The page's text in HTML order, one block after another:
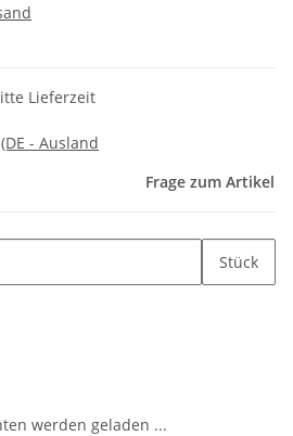
Lieferzeit
(DE - Ausland
Frage zum Artikel
Stück
werden geladen ...